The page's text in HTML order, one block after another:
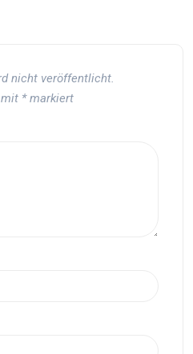
nicht veröffentlicht.
*markiert